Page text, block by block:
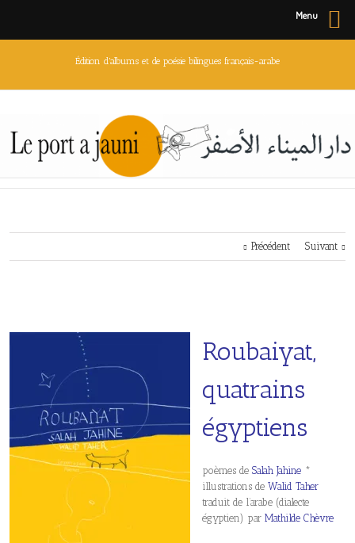
Édition d'albums et de poésie bilingues français-arabe
Précédent Suivant
Roubaiyat,
quatrains
égyptiens
poèmes de Salah Jahine *
illustrations de Walid Taher
traduit de l’arabe (dialecte
égyptien) par Mathilde Chèvre
Menu